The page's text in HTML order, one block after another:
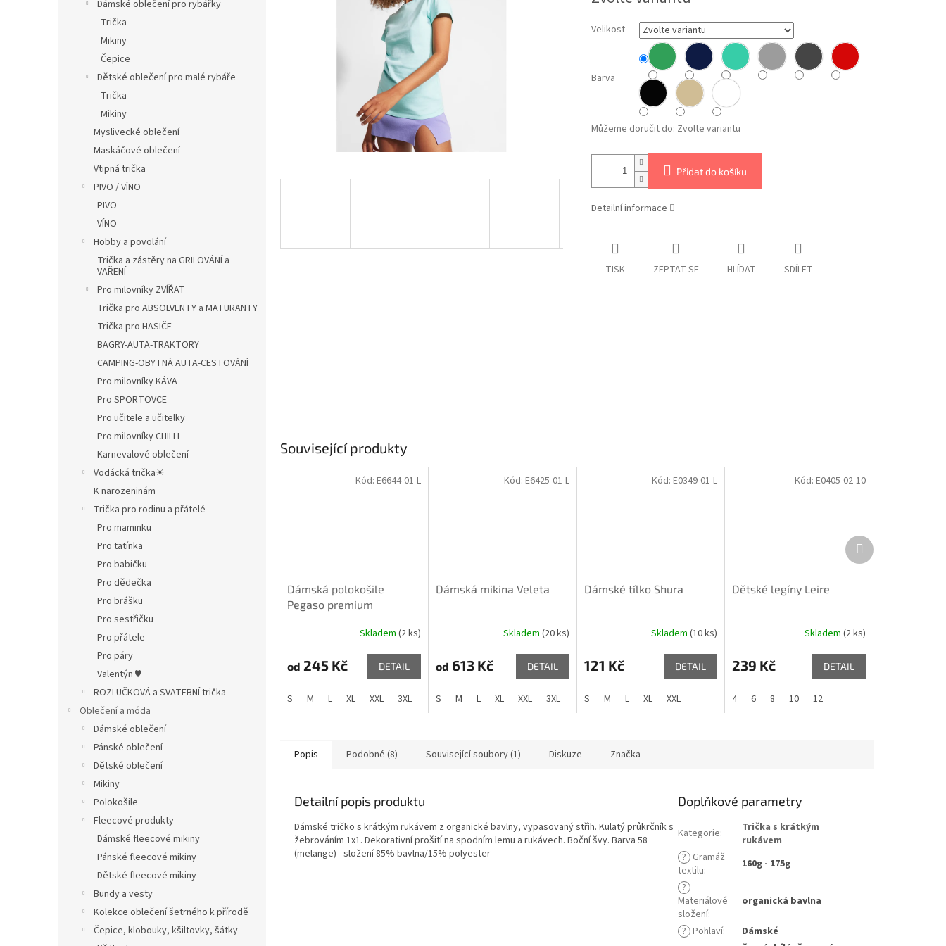
Dámské oblečení pro rybářky
Trička
Mikiny
Čepice
Dětské oblečení pro malé rybáře
Trička
Mikiny
Myslivecké oblečení
Maskáčové oblečení
Vtipná trička
PIVO / VÍNO
PIVO
VÍNO
Hobby a povolání
Trička a zástěry na GRILOVÁNÍ a
VAŘENÍ
Pro milovníky ZVÍŘAT
Trička pro ABSOLVENTY a MATURANTY
Trička pro HASIČE
BAGRY-AUTA-TRAKTORY
CAMPING-OBYTNÁ AUTA-CESTOVÁNÍ
Pro milovníky KÁVA
Pro SPORTOVCE
Pro učitele a učitelky
Pro milovníky CHILLI
Karnevalové oblečení
Vodácká trička☀
K narozeninám
Trička pro rodinu a přátelé
Pro maminku
Pro tatínka
Pro babičku
Pro dědečka
Pro brášku
Pro sestřičku
Pro přátele
Pro páry
Valentýn ♥
ROZLUČKOVÁ a SVATEBNÍ trička
Oblečení a móda
Dámské oblečení
Pánské oblečení
Dětské oblečení
Mikiny
Polokošile
Fleecové produkty
Dámské fleecové mikiny
Pánské fleecové mikiny
Dětské fleecové mikiny
Bundy a vesty
Kolekce oblečení šetrného k přírodě
Čepice, klobouky, kšiltovky, šátky
Velikost
Barva
Můžeme doručit do: Zvolte variantu
Přidat do košíku
Detailní informace
TISK ZEPTAT SE HLÍDAT SDÍLET
Související produkty
Dámská polokošile
Pegaso premium
Skladem (2 ks)
od 245 Kč DETAIL
S M L XL XXL 3XL
Kód: E6644-01-L
Dámská mikina Veleta
Skladem (20 ks)
od 613 Kč DETAIL
S M L XL XXL 3XL
Kód: E6425-01-L
Dámské tílko Shura
Skladem(10 ks)
121 Kč DETAIL
S M L XL XXL
Kód:E0349-01-L
Dětské legíny Leire
Skladem (2 ks)
239 Kč DETAIL
4 6 8 10 12
Kód: E0405-02-10
Další
produkt
Popis Podobné (8) Související soubory (1) Diskuze Značka
Detailní popis produktu
Dámské tričko s krátkým rukávem z organické bavlny, vypasovaný střih. Kulatý průkrčník s
žebrováním 1x1. Dekorativní prošití na spodním lemu a rukávech. Boční švy. Barva 58
(melange) - složení 85% bavlna/15% polyester
Doplňkové parametry
Kategorie:
Trička s krátkým
rukávem
? Gramáž
textilu:
160g - 175g
?
Materiálové
složení:
organická bavlna
? Pohlaví: Dámské